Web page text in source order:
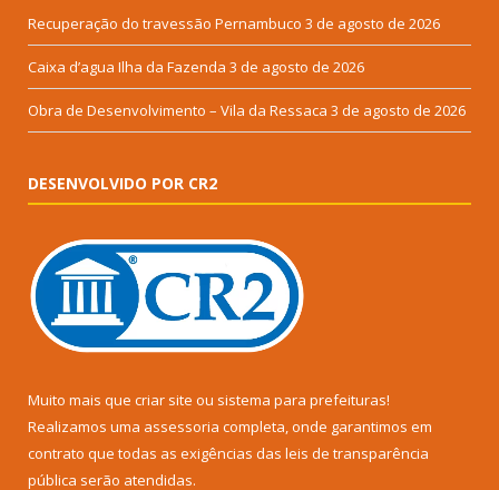
Recuperação do travessão Pernambuco 3 de agosto de 2026
Caixa d’agua Ilha da Fazenda 3 de agosto de 2026
Obra de Desenvolvimento – Vila da Ressaca 3 de agosto de 2026
DESENVOLVIDO POR CR2
Muito mais que criar site ou sistema para prefeituras!
Realizamos uma assessoria completa, onde garantimos em
contrato que todas as exigências das leis de transparência
pública serão atendidas.